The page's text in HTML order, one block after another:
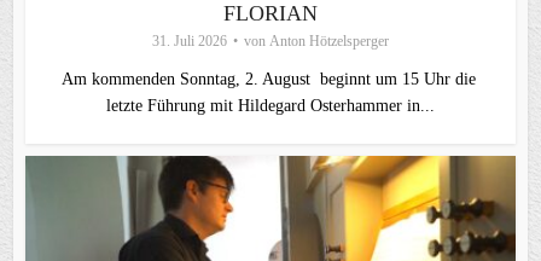
FLORIAN
31. Juli 2026 von Anton Hötzelsperger
Am kommenden Sonntag, 2. August beginnt um 15 Uhr die
letzte Führung mit Hildegard Osterhammer in...